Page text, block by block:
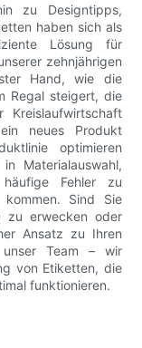
zu Designtipps,
haben sich als
Lösung für
zehnjährigen
Hand, wie die
Regal steigert, die
neues Produkt
optimieren
Materialauswahl,
häufige Fehler zu
Sind Sie
zu erwecken oder
Ansatz zu Ihren
unser Team – wir
von Etiketten, die
funktionieren.